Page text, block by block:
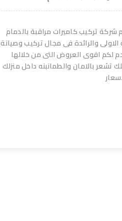
شركة تركيب كاميرات مراقبة بالدمام
والرائدة فى مجال تركيب وصيانة
لكم اقوى العروض التى من خلالها
تشعر بالامان والطمانبنه داخل منزلك